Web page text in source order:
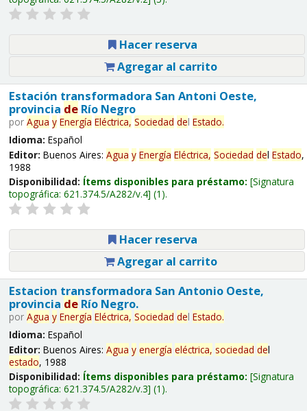
Hacer reserva
Agregar al carrito
Estación transformadora San Antoni Oeste,
provincia deRío Negro
por Agua y Energía Eléctrica, Sociedad del Estado.
Idioma: Español
Editor: Buenos Aires: Agua y Energía Eléctrica, Sociedad del Estado,
1988
Disponibilidad: Ítems disponibles para préstamo: Signatura
topográfica: 621.374.5/A282/v.4 (1).
Hacer reserva
Agregar al carrito
Estacion transformadora San Antonio Oeste,
provincia deRío Negro.
por Agua y Energía Eléctrica, Sociedad del Estado.
Idioma: Español
Editor: Buenos Aires: Agua y energía eléctrica, sociedad del
estado, 1988
Disponibilidad: Ítems disponibles para préstamo: Signatura
topográfica: 621.374.5/A282/v.3 (1).